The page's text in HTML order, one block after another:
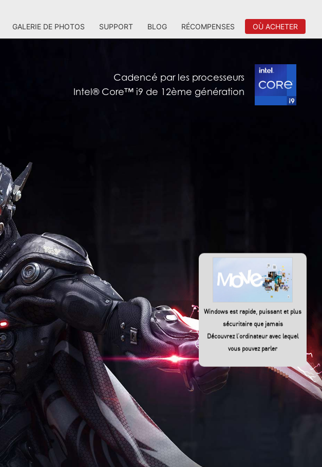
GALERIE DE PHOTOS SUPPORT BLOG RÉCOMPENSES OÙ ACHETER
Windows est rapide, puissant et plus
sécuritaire que jamais
Découvrez l’ordinateur avec lequel
vous pouvez parler
Cadencé par les processeurs
Intel® Core™ i9 de 12ème génération